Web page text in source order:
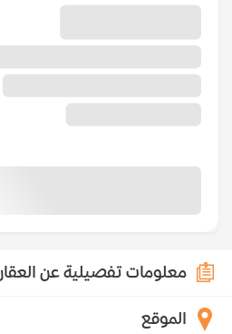
معلومات تفصيلية عن العقار
الموقع